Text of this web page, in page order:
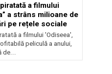
a filmului
a strâns milioane de
pe rețele sociale
a filmului 'Odiseea',
peliculă a anului,